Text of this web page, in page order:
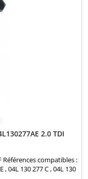
2.0 TDI
Références compatibles :
, 04L 130 277 C , 04L 130